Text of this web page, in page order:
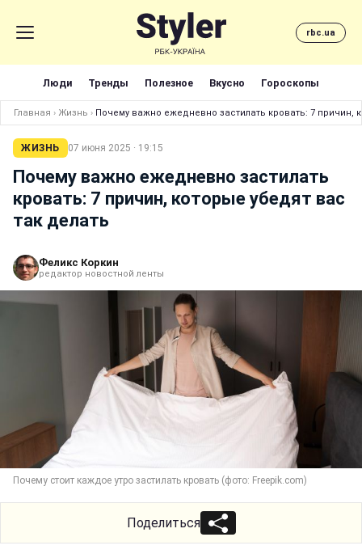
rbc.ua
Люди Тренды Полезное Вкусно Гороскопы
Главная › Жизнь › Почему важно ежедневно застилать кровать: 7 причин,
ЖИЗНЬ 07 июня 2025 · 19:15
Почему важно ежедневно застилать
кровать: 7 причин, которые убедят вас
так делать
Феликс Коркин
редактор новостной ленты
Почему стоит каждое утро застилать кровать (фото: Freepik.com)
Поделиться